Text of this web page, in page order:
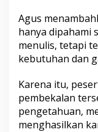
Agus
hanya dipahami
menulis, tetapi
kebutuhan dan
Karena itu,
pembekalan
pengetahuan,
menghasilkan